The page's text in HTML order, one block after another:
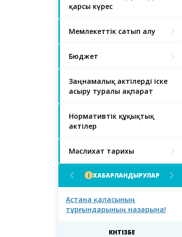
қарсы күрес
Мемлекеттік сатып алу
Бюджет
Заңнамалық актілерді іске
асыру туралы ақпарат
Нормативтік құқықтық
актілер
Мәслихат тарихы
ХАБАРЛАНДЫРУЛАР
Астана қаласының
тұрғындарының назарына!
КҮНТІЗБЕ